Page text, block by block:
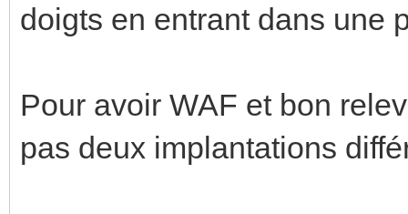
doigts en entrant dans une
Pour avoir WAF et bon
pas deux implantations